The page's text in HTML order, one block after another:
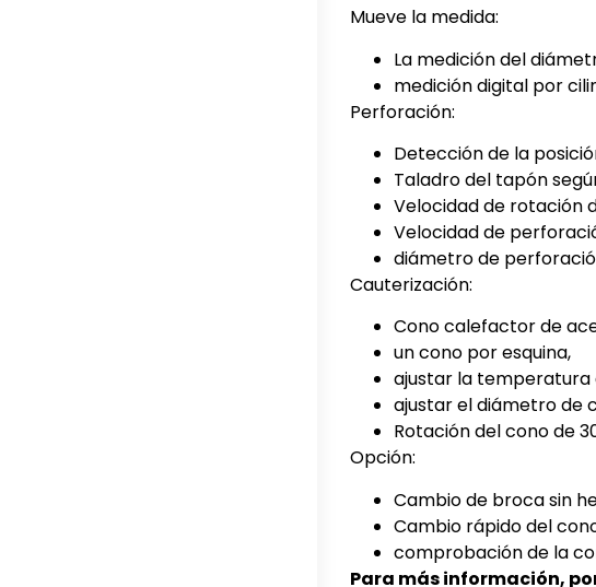
Mueve la medida:
La medición del
medición digital por
Perforación:
Detección de la
Taladro del tapón
Velocidad de rotación
Velocidad de
diámetro de
Cauterización:
Cono calefactor de
un cono por esquina,
ajustar la
ajustar el diámetro de
Rotación del cono de
Opción:
Cambio de broca sin
Cambio rápido del
comprobación de la
Para más información,